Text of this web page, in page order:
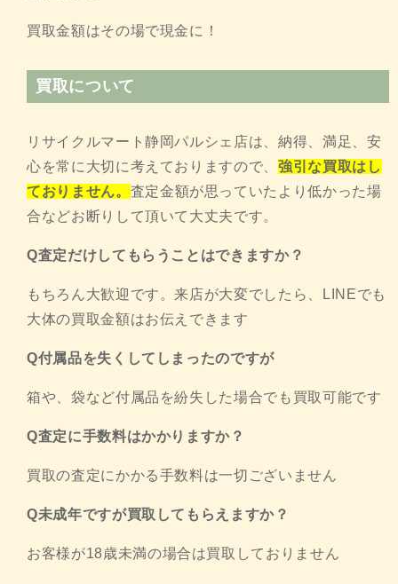
買取金額はその場で現金に！
買取について
リサイクルマート静岡パルシェ店は、納得、満足、安
心を常に大切に考えておりますので、強引な買取はし
ておりません。 査定金額が思っていたより低かった場
合などお断りして頂いて大丈夫です。
Q査定だけしてもらうことはできますか？
もちろん大歓迎です。来店が大変でしたら、LINEでも
大体の買取金額はお伝えできます
Q付属品を失くしてしまったのですが
箱や、袋など付属品を紛失した場合でも買取可能です
Q査定に手数料はかかりますか？
買取の査定にかかる手数料は一切ございません
Q未成年ですが買取してもらえますか？
お客様が18歳未満の場合は買取しておりません